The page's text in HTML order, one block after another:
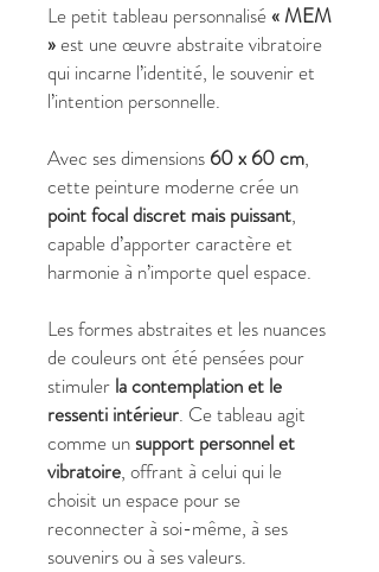
Le petit tableau personnalisé« MEM
»est une œuvre abstraite vibratoire
qui incarne l’identité, le souvenir et
l’intention personnelle.
Avec ses dimensions 60 x 60 cm,
cette peinture moderne crée un
point focal discret mais puissant,
capable d’apporter caractère et
harmonie à n’importe quel espace.
Les formes abstraites et les nuances
de couleurs ont été pensées pour
stimuler la contemplation et le
ressenti intérieur. Ce tableau agit
comme unsupport personnel et
vibratoire, offrant à celui qui le
choisit un espace pour se
reconnecter à soi-même, à ses
souvenirs ou à ses valeurs.